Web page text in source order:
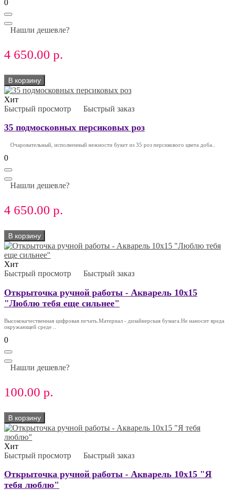
0
Нашли дешевле?
4 650.00 р.
В корзину
Хит
Быстрый просмотр
Быстрый заказ
35 подмосковных персиковых роз
Очаровательный, исполненный нежности букет из 35 роз персикового цвета доба..
0
Нашли дешевле?
4 650.00 р.
В корзину
Хит
Быстрый просмотр
Быстрый заказ
Открыточка ручной работы - Акварель 10х15
"Люблю тебя еще сильнее"
Высококачественная цифровая печать.Материал - дизайнерская бумага.Не наносит вреда
окружающей среде ..
0
Нашли дешевле?
100.00 р.
В корзину
Хит
Быстрый просмотр
Быстрый заказ
Открыточка ручной работы - Акварель 10х15 "Я
тебя люблю"